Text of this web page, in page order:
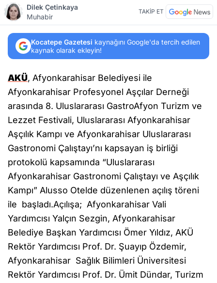
Dilek Çetinkaya
Muhabir
TAKİP ET
Kocatepe Gazetesi kaynağını Google'da tercih edilen
kaynak olarak ekleyin!
AKÜ, Afyonkarahisar Belediyesi ile
Afyonkarahisar Profesyonel Aşçılar Derneği
arasında 8. Uluslararası GastroAfyon Turizm ve
Lezzet Festivali, Uluslararası Afyonkarahisar
Aşçılık Kampı ve Afyonkarahisar Uluslararası
Gastronomi Çalıştayı’nı kapsayan iş birliği
protokolü kapsamında “Uluslararası
Afyonkarahisar Gastronomi Çalıştayı ve Aşçılık
Kampı” Alusso Otelde düzenlenen açılış töreni
ile başladı.Açılışa; Afyonkarahisar Vali
Yardımcısı Yalçın Sezgin, Afyonkarahisar
Belediye Başkan Yardımcısı Ömer Yıldız, AKÜ
Rektör Yardımcısı Prof. Dr. Şuayıp Özdemir,
Afyonkarahisar Sağlık Bilimleri Üniversitesi
Rektör Yardımcısı Prof. Dr. Ümit Dündar, Turizm